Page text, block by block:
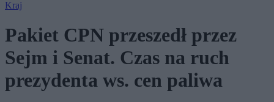
Kraj
Pakiet CPN przeszedł przez
Sejm i Senat. Czas na ruch
prezydenta ws. cen paliwa